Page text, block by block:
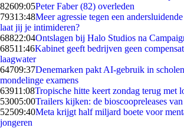
82609:05Peter Faber (82) overleden
79313:48Meer agressie tegen een
laat jij je intimideren?
68822:04Ontslagen bij Halo Studios na
68511:46Kabinet geeft bedrijven geen
laagwater
64709:37Denemarken pakt AI-gebruik in
mondelinge examens
63911:08Tropische hitte keert zondag terug met
53005:00Trailers kijken: de bioscoopreleases
52509:40Meta krijgt half miljard boete voor
jongeren